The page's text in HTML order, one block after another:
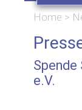
Home >
Spende
e.V.